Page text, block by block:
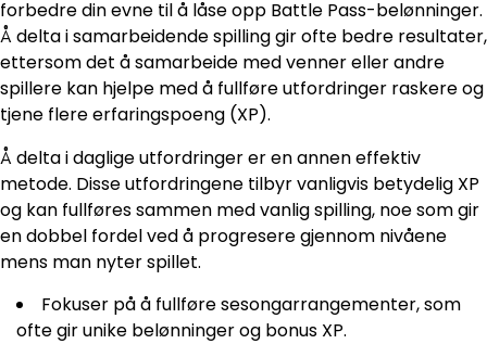
forbedre din evne til å låse opp Battle Pass-belønninger.
Å delta i samarbeidende spilling gir ofte bedre resultater,
ettersom det å samarbeide med venner eller andre
spillere kan hjelpe med å fullføre utfordringer raskere og
tjene flere erfaringspoeng (XP).
Å delta i daglige utfordringer er en annen effektiv
metode. Disse utfordringene tilbyr vanligvis betydelig XP
og kan fullføres sammen med vanlig spilling, noe som gir
en dobbel fordel ved å progresere gjennom nivåene
mens man nyter spillet.
Fokuser på å fullføre sesongarrangementer, som
ofte gir unike belønninger og bonus XP.